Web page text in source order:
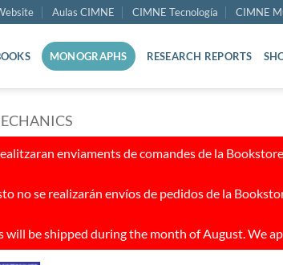
Aulas CIMNE CIMNE Tecnología CIMNE
MONOGRAPHS RESEARCH REPORTS
enviaments de comandes de la
no se realizarán envíos de pedidos de la
be shipped during the month of August. We